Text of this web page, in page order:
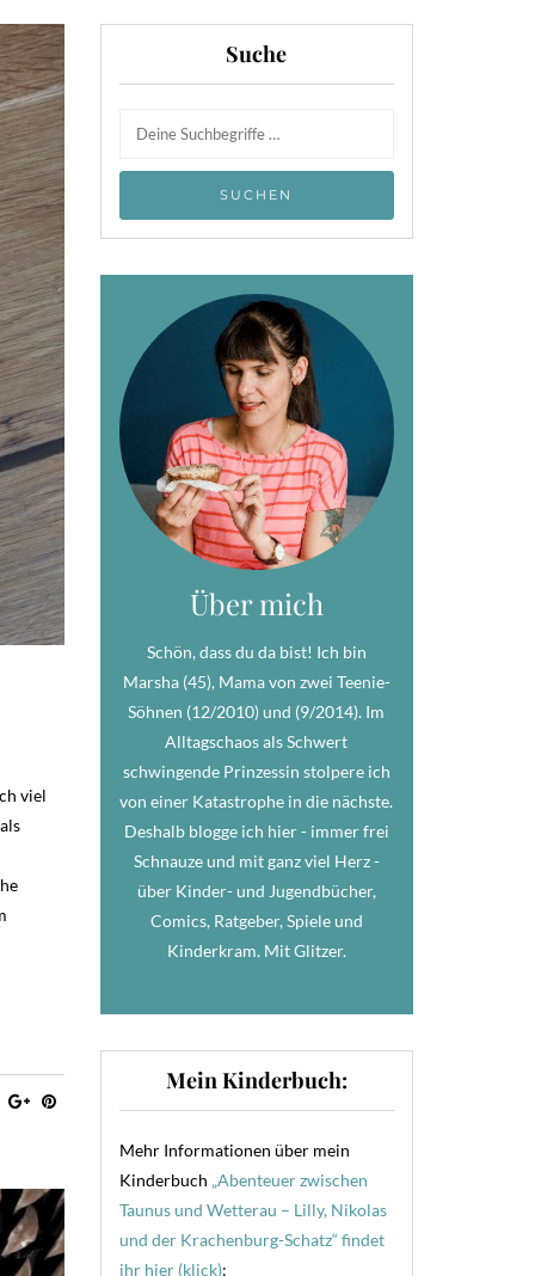
viel
Suche
Über mich
Schön, dass du da bist! Ich bin
Marsha (45), Mama von zwei Teenie-
Söhnen (12/2010) und (9/2014). Im
Alltagschaos als Schwert
schwingende Prinzessin stolpere ich
von einer Katastrophe in die nächste.
Deshalb blogge ich hier - immer frei
Schnauze und mit ganz viel Herz -
über Kinder- und Jugendbücher,
Comics, Ratgeber, Spiele und
Kinderkram. Mit Glitzer.
Mein Kinderbuch:
Mehr Informationen über mein
Kinderbuch „Abenteuer zwischen
Taunus und Wetterau – Lilly, Nikolas
und der Krachenburg-Schatz“ findet
ihr hier (klick):